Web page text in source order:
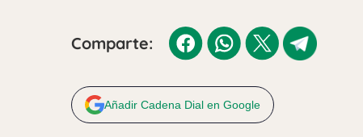
Comparte:
Añadir Cadena Dial en Google